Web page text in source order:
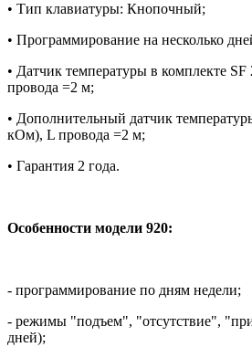
• Тип клавиатуры: Кнопочный;
• Программирование на несколько
• Датчик температуры в комплекте
провода =2 м;
• Дополнительный датчик
кОм), L провода =2 м;
• Гарантия 2 года.
Особенности модели 920:
- программирование по дням недели;
- режимы "подъем", "отсутствие",
дней);